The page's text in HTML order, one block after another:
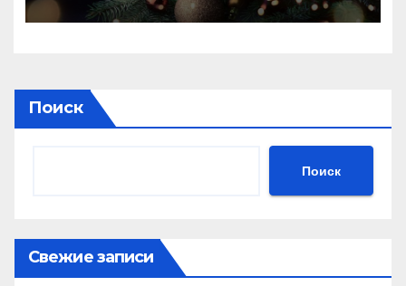
Поиск
Поиск
Свежие записи